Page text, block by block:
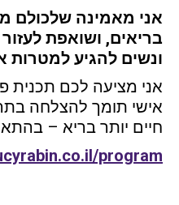
אני מאמינה שלכולם
בריאים, ושואפת
ונשים להגיע למטרות
אני מציעה לכם תכנית
אישי תומך להצלחה
חיים יותר בריא –
program/